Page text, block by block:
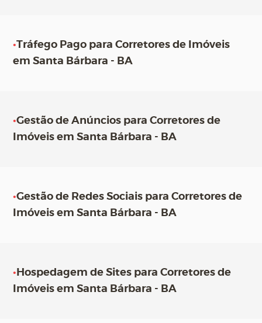
•Tráfego Pago para Corretores de Imóveis
em Santa Bárbara - BA
•Gestão de Anúncios para Corretores de
Imóveis em Santa Bárbara - BA
•Gestão de Redes Sociais para Corretores de
Imóveis em Santa Bárbara - BA
• Hospedagem de Sites para Corretores de
Imóveis em Santa Bárbara - BA